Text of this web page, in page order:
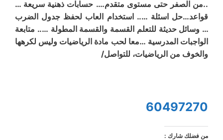
..من الصفر حتى مستوى متقدم…. حسابات ذهنية سريعة …
قواعد…حل اسئلة ….. استخدام العاب لحفظ جدول الضرب
… وسائل حديثة للتعلم القسمة والقسمة المطولة ….. متابعة
الواجبات المدرسية …معا لحب مادة الرياضيات وليس لكرهها
والخوف من الرياضيات، للتواصل/
60497270
من فضلك شارك :